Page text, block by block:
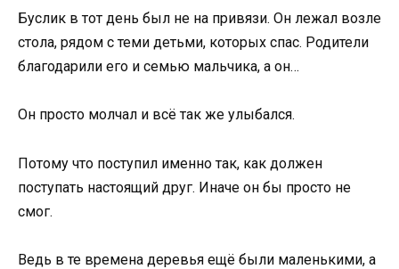
Буслик в тот день был не на привязи. Он лежал возле
стола, рядом с теми детьми, которых спас. Родители
благодарили его и семью мальчика, а он…
Он просто молчал и всё так же улыбался.
Потому что поступил именно так, как должен
поступать настоящий друг. Иначе он бы просто не
смог.
Ведь в те времена деревья ещё были маленькими, а